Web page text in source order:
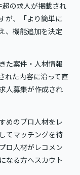
の求人が掲載され
が、「より簡単に
、機能追加を決定
た案件・人材情報
れた内容に沿って直
人募集が作成され
めのプロ人材をレ
てマッチングを待
ロ人材がレコメン
なる方へスカウト